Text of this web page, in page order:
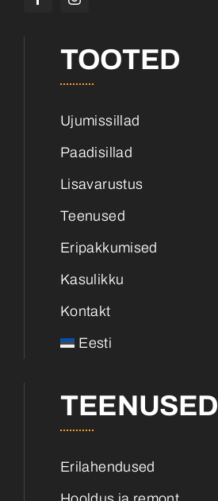
TOOTED
Ujumissillad
Paadisillad
Lisavarustus
Teenused
Eripakkumised
Kasulikku
Kontakt
Eesti
TEENUSED
Erilahendused